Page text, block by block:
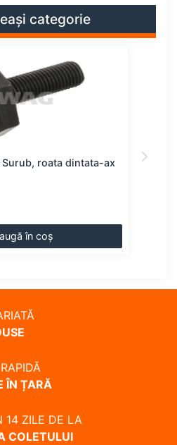
categorie
Surub, roata dintata-ax
în coș
ÎN ȚARĂ
14 ZILE DE LA
COLETULUI